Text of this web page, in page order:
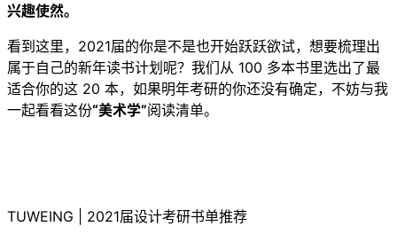
兴趣使然。
看到这里，2021届的你是不是也开始跃跃欲试，想要梳理出
属于自己的新年读书计划呢？我们从 100 多本书里选出了最
适合你的这 20 本，如果明年考研的你还没有确定，不妨与我
一起看看这份“美术学”阅读清单。
TUWEING | 2021届设计考研书单推荐